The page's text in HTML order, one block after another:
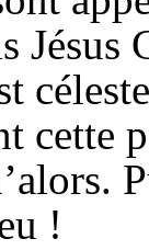
Jésus
cette
!